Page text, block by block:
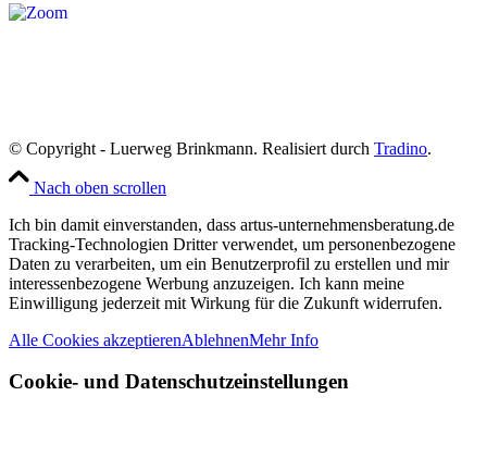
© Copyright - Luerweg Brinkmann. Realisiert durch Tradino.
Nach oben scrollen
Ich bin damit einverstanden, dass artus-unternehmensberatung.de
Tracking-Technologien Dritter verwendet, um personenbezogene
Daten zu verarbeiten, um ein Benutzerprofil zu erstellen und mir
interessenbezogene Werbung anzuzeigen. Ich kann meine
Einwilligung jederzeit mit Wirkung für die Zukunft widerrufen.
Alle Cookies akzeptierenAblehnenMehr Info
Cookie- und Datenschutzeinstellungen